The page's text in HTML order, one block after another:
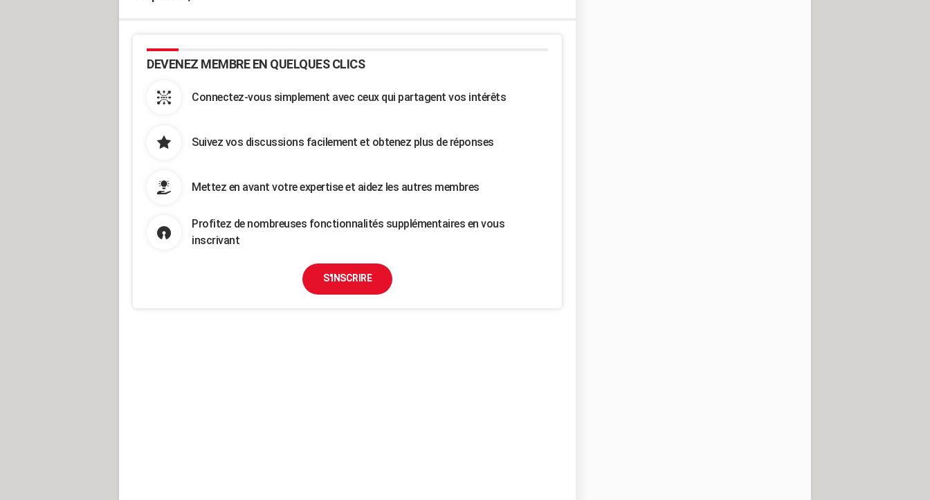
DEVENEZ MEMBRE EN QUELQUES CLICS
Connectez-vous simplement avec ceux qui partagent vos intérêts
Suivez vos discussions facilement et obtenez plus de réponses
Mettez en avant votre expertise et aidez les autres membres
Profitez de nombreuses fonctionnalités supplémentaires en vous
inscrivant
S'INSCRIRE